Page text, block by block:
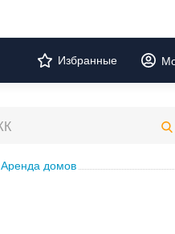
Избранные
Аренда домов